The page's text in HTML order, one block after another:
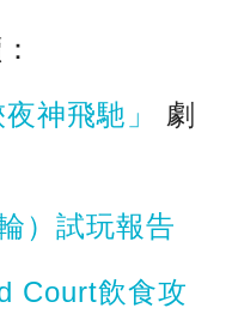
神飛馳」 劇
）試玩報告
Court飲食攻